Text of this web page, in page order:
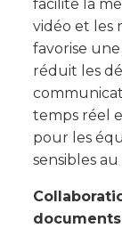
facilite la
vidéo et les
favorise
réduit les
temps réel
pour les
sensibles